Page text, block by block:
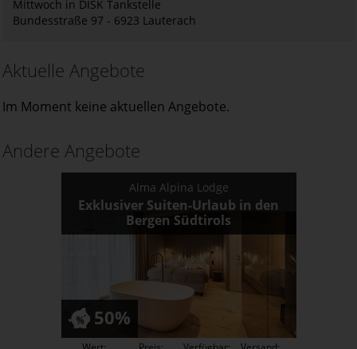
Mittwoch in DISK Tankstelle
Bundesstraße 97 - 6923 Lauterach
Aktuelle Angebote
Im Moment keine aktuellen Angebote.
Andere Angebote
Alma Alpina Lodge
Exklusiver Suiten-Urlaub in den
Bergen Südtirols
50%